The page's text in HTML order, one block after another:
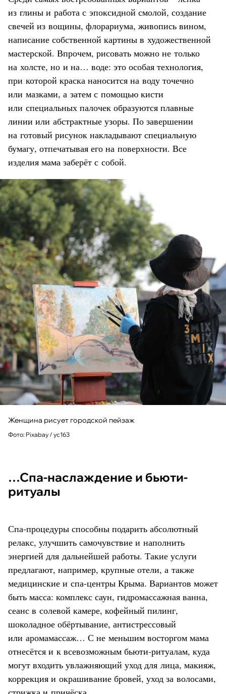
из глины и работа с эпоксидной смолой, создание
свечей из вощины, флорариума, живопись вином,
написание собственной картины в художественной
мастерской. Впрочем, рисовать можно не только
на холсте, но и на… воде: это особая технология,
при которой краска наносится на воду точечно
или мазками, а затем с помощью кисти
или специальных палочек образуются плавные
линии или абстрактные узоры. По завершении
на готовый рисунок накладывают специальную
бумагу, отпечатывая его на поверхности. Все
изделия мама заберёт с собой.
Женщина рисует городской пейзаж
Фото: Pixabay / yc163
…Спа-наслаждение и бьюти-
ритуалы
Спа-процедуры способны подарить абсолютный
релакс, улучшить самочувствие и наполнить
энергией для дальнейшей работы. Такие услуги
предлагают, например, крупные отели, а также
медицинские и спа-центры Крыма. Вариантов может
быть масса: комплекс саун, гидромассажная ванна,
сеанс в солевой камере, кофейный пилинг,
шоколадное обёртывание, антистрессовый
или аромамассаж… С не меньшим восторгом мама
отнесётся и к всевозможным бьюти-ритуалам, куда
могут входить увлажняющий уход для лица, макияж,
коррекция и окрашивание бровей, уход за волосами,